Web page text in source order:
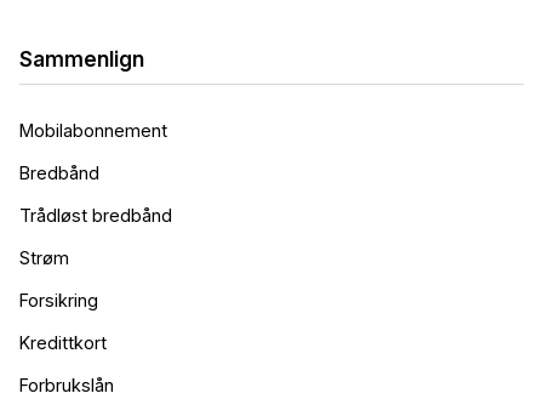
Sammenlign
Mobilabonnement
Bredbånd
Trådløst bredbånd
Strøm
Forsikring
Kredittkort
Forbrukslån